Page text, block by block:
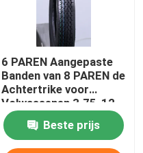
6 PAREN Aangepaste
Banden van 8 PAREN de
Achtertrike voor
Volwassenen 3.75-12
J838 TT
Beste prijs